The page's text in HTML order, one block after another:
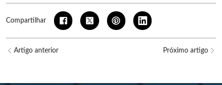
Compartilhar
Artigo anterior Próximo artigo